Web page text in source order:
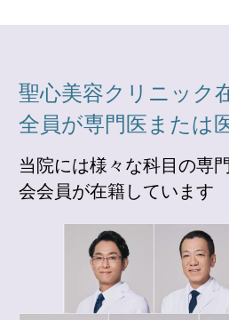
聖心美容クリニック
全員が専門医または
当院には様々な科目の専
会会員が在籍しています